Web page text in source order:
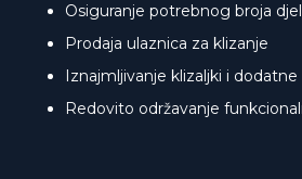
Osiguranje potrebnog broja
Prodaja ulaznica za klizanje
Iznajmljivanje klizaljki i
Redovito održavanje